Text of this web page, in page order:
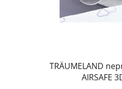
TRÄUMELAND
AIRSAFE